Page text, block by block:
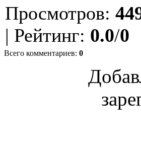
Просмотров:
| Рейтинг: 0.0/0
Всего комментариев: 0